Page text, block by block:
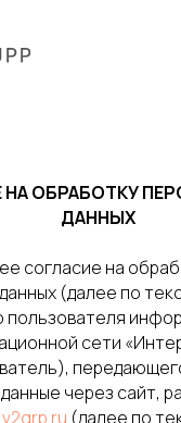
НА ОБРАБОТКУ
ДАННЫХ
согласие на
(далее по
пользователя
сети
через сайт,
(далее по